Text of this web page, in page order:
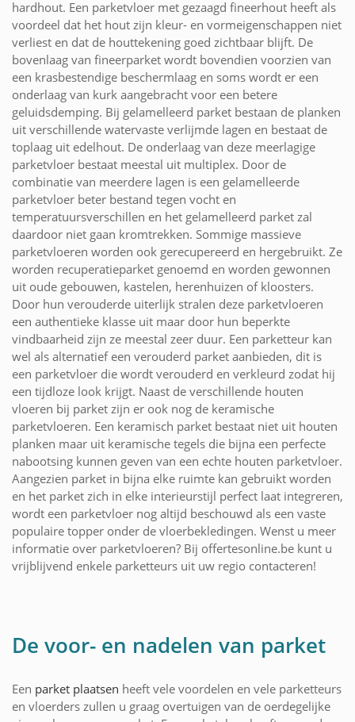
hardhout. Een parketvloer met gezaagd fineerhout heeft als
voordeel dat het hout zijn kleur- en vormeigenschappen niet
verliest en dat de houttekening goed zichtbaar blijft. De
bovenlaag van fineerparket wordt bovendien voorzien van
een krasbestendige beschermlaag en soms wordt er een
onderlaag van kurk aangebracht voor een betere
geluidsdemping. Bij gelamelleerd parket bestaan de planken
uit verschillende watervaste verlijmde lagen en bestaat de
toplaag uit edelhout. De onderlaag van deze meerlagige
parketvloer bestaat meestal uit multiplex. Door de
combinatie van meerdere lagen is een gelamelleerde
parketvloer beter bestand tegen vocht en
temperatuursverschillen en het gelamelleerd parket zal
daardoor niet gaan kromtrekken. Sommige massieve
parketvloeren worden ook gerecupereerd en hergebruikt. Ze
worden recuperatieparket genoemd en worden gewonnen
uit oude gebouwen, kastelen, herenhuizen of kloosters.
Door hun verouderde uiterlijk stralen deze parketvloeren
een authentieke klasse uit maar door hun beperkte
vindbaarheid zijn ze meestal zeer duur. Een parketteur kan
wel als alternatief een verouderd parket aanbieden, dit is
een parketvloer die wordt verouderd en verkleurd zodat hij
een tijdloze look krijgt. Naast de verschillende houten
vloeren bij parket zijn er ook nog de keramische
parketvloeren. Een keramisch parket bestaat niet uit houten
planken maar uit keramische tegels die bijna een perfecte
nabootsing kunnen geven van een echte houten parketvloer.
Aangezien parket in bijna elke ruimte kan gebruikt worden
en het parket zich in elke interieurstijl perfect laat integreren,
wordt een parketvloer nog altijd beschouwd als een vaste
populaire topper onder de vloerbekledingen. Wenst u meer
informatie over parketvloeren? Bij offertesonline.be kunt u
vrijblijvend enkele parketteurs uit uw regio contacteren!
De voor- en nadelen van parket
Een parket plaatsen heeft vele voordelen en vele parketteurs
en vloerders zullen u graag overtuigen van de oerdegelijke